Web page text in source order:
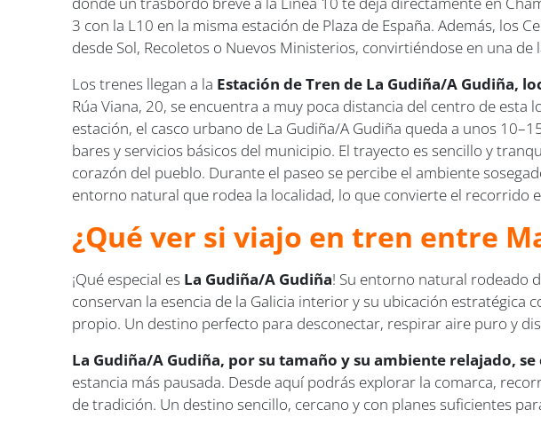
3 con la L10 en la misma estación de Plaza de España. Además, los
desde Sol, Recoletos o Nuevos Ministerios, convirtiéndose en una
Los trenes llegan a la Estación de Tren de La Gudiña/A Gudiña,
Rúa Viana, 20, se encuentra a muy poca distancia del centro de
estación, el casco urbano de La Gudiña/A Gudiña queda a unos
bares y servicios básicos del municipio. El trayecto es sencillo y
corazón del pueblo. Durante el paseo se percibe el ambiente
entorno natural que rodea la localidad, lo que convierte el recorrido
¿Qué ver si viajo en tren entre
¡Qué especial es La Gudiña/A Gudiña! Su entorno natural rodeado
conservan la esencia de la Galicia interior y su ubicación
propio. Un destino perfecto para desconectar, respirar aire puro y
La Gudiña/A Gudiña, por su tamaño y su ambiente relajado,
estancia más pausada. Desde aquí podrás explorar la comarca,
de tradición. Un destino sencillo, cercano y con planes suficientes